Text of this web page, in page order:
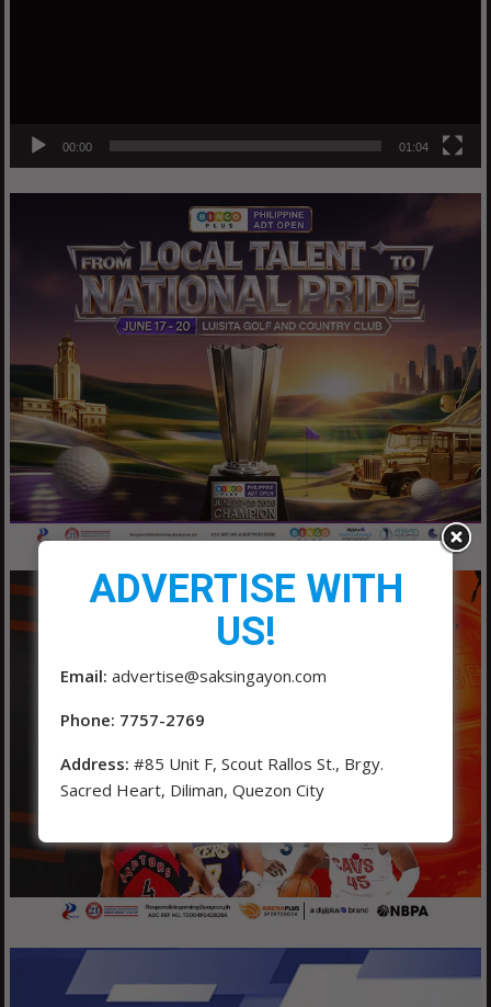
00:00 01:04
ADVERTISE WITH
US!
Email: advertise@saksingayon.com
Phone: 7757-2769
Address: #85 Unit F, Scout Rallos St., Brgy.
Sacred Heart, Diliman, Quezon City